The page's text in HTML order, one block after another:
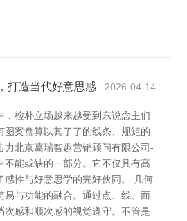
打造当代好意思感 2026-04-14
，检朴立场越来越受到东说念主们
图案盘算以其了了的线条、规矩的
力北京葛瑞智趣营销顾问有限公司-
不能或缺的一部分。它不仅具有高
感性与好意思学的完好伙同。 几何
易与功能的融合。通过点、线、面
次感和顺次感的视觉遵守。不管是